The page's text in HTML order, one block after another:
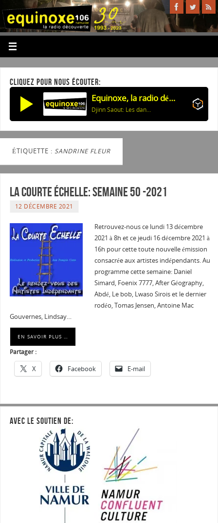
CLIQUEZ POUR NOUS ÉCOUTER:
Equinoxe, la radio découverte
Djinn Saout: Les danses sublimes
ÉTIQUETTE : SANDRINE FLEUR
La courte échelle: semaine 50 -2021
12 DÉCEMBRE 2021
Retrouvez-nous ce lundi 13 décembre
2021 à 8h et ce jeudi 16 décembre 2021 à
16h pour cette toute nouvelle émission
consacrée aux artistes indépendants. Au
programme cette semaine: Daniel
Simard, Foenix 7777, After Géography,
Abdé, Le bob, Lwaso Sirois et le dernier
rodéo, Tomas Jensen, Antoine Mac
Gouvernes, Lindsay…
EN SAVOIR PLUS …
Partager :
X Facebook E-mail
AVEC LE SOUTIEN DE: